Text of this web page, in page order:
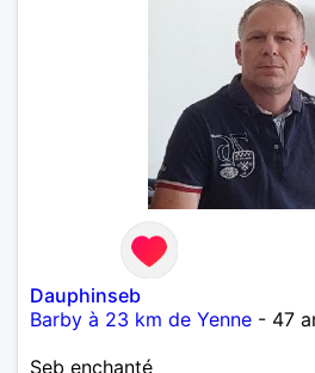
Dauphinseb
Barby à 23 km de Yenne - 47
Seb enchanté